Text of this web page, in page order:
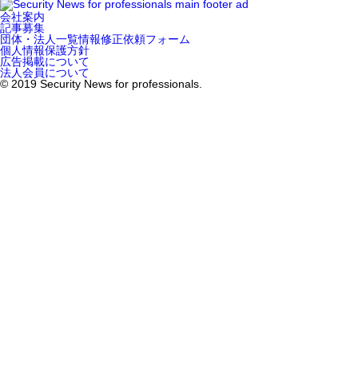
会社案内
記事募集
団体・法人一覧情報修正依頼フォーム
個人情報保護方針
広告掲載について
法人会員について
© 2019 Security News for professionals.